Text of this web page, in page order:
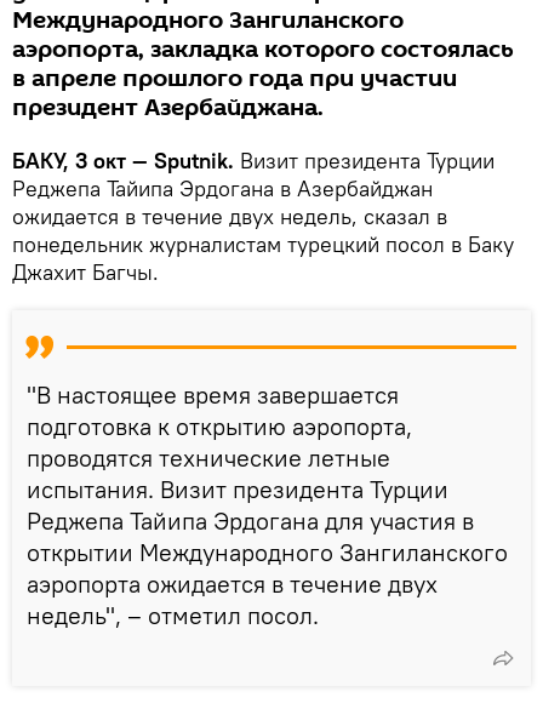
Международного Зангиланского
аэропорта, закладка которого состоялась
в апреле прошлого года при участии
президент Азербайджана.
БАКУ, 3 окт — Sputnik. Визит президента Турции
Реджепа Тайипа Эрдогана в Азербайджан
ожидается в течение двух недель, сказал в
понедельник журналистам турецкий посол в Баку
Джахит Багчы.
"В настоящее время завершается
подготовка к открытию аэропорта,
проводятся технические летные
испытания. Визит президента Турции
Реджепа Тайипа Эрдогана для участия в
открытии Международного Зангиланского
аэропорта ожидается в течение двух
недель", – отметил посол.